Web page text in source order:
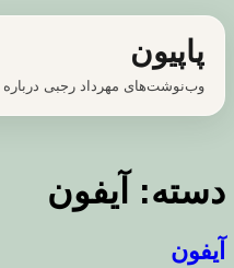
پرش
محتواپاپیون
وب‌نوشت‌های مهرداد رجبی درباره
دسته: آیفون
آیفون